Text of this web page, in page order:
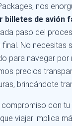
nos
billetes de avión
paso del
No necesitas
para navegar
precios
brindándote
con
viajar implica